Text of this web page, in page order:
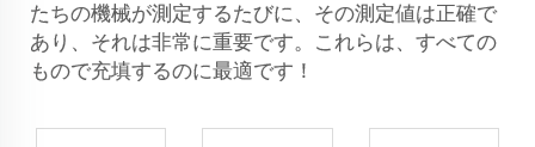
たちの機械が測定するたびに、その測定値は正確で
あり、それは非常に重要です。これらは、すべての
もので充填するのに最適です！